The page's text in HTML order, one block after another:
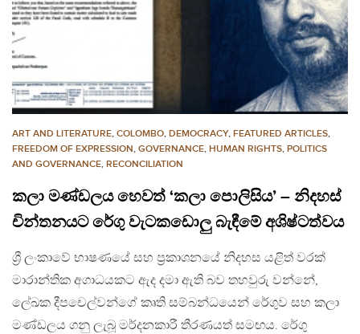
ART AND LITERATURE, COLOMBO, DEMOCRACY, FEATURED ARTICLES,
FREEDOM OF EXPRESSION, GOVERNANCE, HUMAN RIGHTS, POLITICS
AND GOVERNANCE, RECONCILIATION
කලා මණ්ඩලය හෙවත් ‘කලා පොලිසිය’ – නිදහස්
චින්තනයට රේගු වැටකඩොලු බැඳීමේ අශිෂ්ටත්වය
ශ්‍රී ලංකාවේ භාෂණයේ සහ ප්‍රකාශනයේ නිදහස යළිත් වරක්
මාරාන්තික අගාධයකට ඇද දමා ඇති බව තහවුරු වන්නේ,
ලේඛක දීපචෙල්වන්ගේ කෘති සම්බන්ධයෙන් රේගුව සහ කලා
මණ්ඩලය ගනු ලැබූ මර්දනකාරී තීරණයත් සමඟය. රේගු